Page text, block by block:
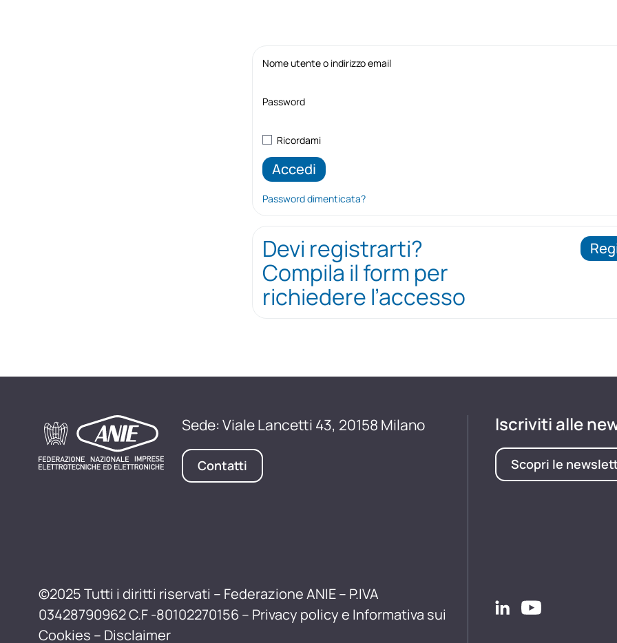
Nome utente o indirizzo email
Password
Ricordami
Password dimenticata?
Devi registrarti?
Compila il form per
richiedere l’accesso
Sede: Viale Lancetti 43, 20158 Milano
Contatti
©2025 Tutti i diritti riservati – Federazione ANIE – P.IVA
03428790962 C.F -80102270156 – Privacy policy e Informativa sui
Cookies – Disclaimer
Iscriviti alle
Scopri le